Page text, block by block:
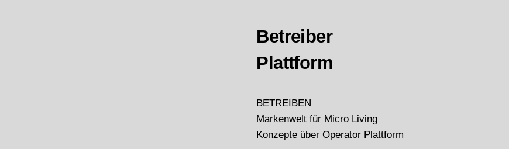
Betreiber
Plattform
BETREIBEN
Markenwelt für Micro Living
Konzepte über Operator Plattform